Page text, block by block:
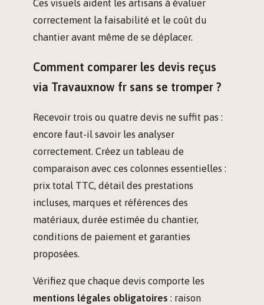
Ces visuels aident les artisans à évaluer
correctement la faisabilité et le coût du
chantier avant même de se déplacer.
Comment comparer les devis reçus
via Travauxnow fr sans se tromper ?
Recevoir trois ou quatre devis ne suffit pas :
encore faut-il savoir les analyser
correctement. Créez un tableau de
comparaison avec ces colonnes essentielles :
prix total TTC, détail des prestations
incluses, marques et références des
matériaux, durée estimée du chantier,
conditions de paiement et garanties
proposées.
Vérifiez que chaque devis comporte les
mentions légales obligatoires : raison